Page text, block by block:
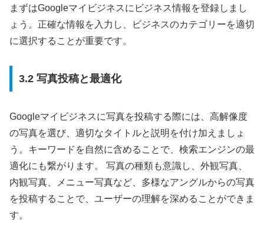
まずはGoogleマイビジネスにビジネス情報を登録しまし
ょう。正確な情報を入力し、ビジネスのカテゴリーを適切
に選択することが重要です。
3.2 写真投稿と最適化
Googleマイビジネスに写真を投稿する際には、高解像度
の写真を選び、適切なタイトルと説明を付け加えましょ
う。キーワードを自然に含めることで、検索エンジンの最
適化にも繋がります。 写真の種類も意識し、外観写真、
内観写真、メニュー写真など、多様なアングルからの写真
を投稿することで、ユーザーの理解を深めることができま
す。